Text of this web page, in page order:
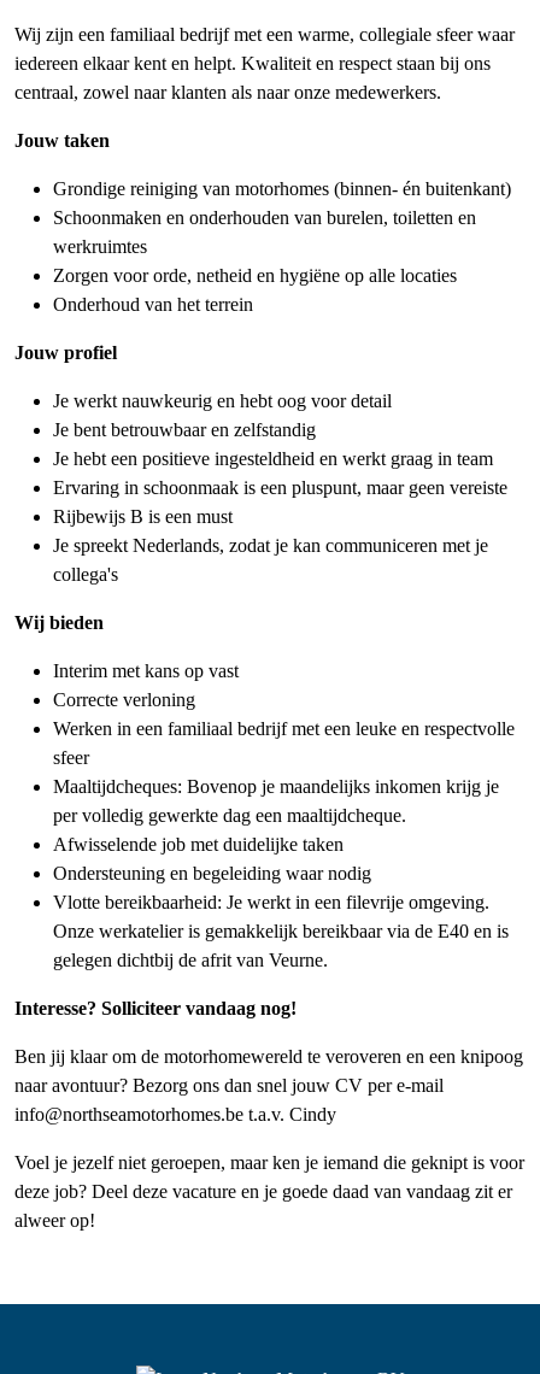
Wij zijn een familiaal bedrijf met een warme, collegiale sfeer waar
iedereen elkaar kent en helpt. Kwaliteit en respect staan bij ons
centraal, zowel naar klanten als naar onze medewerkers.
Jouw taken
Grondige reiniging van motorhomes (binnen- én buitenkant)
Schoonmaken en onderhouden van burelen, toiletten en
werkruimtes
Zorgen voor orde, netheid en hygiëne op alle locaties
Onderhoud van het terrein
Jouw profiel
Je werkt nauwkeurig en hebt oog voor detail
Je bent betrouwbaar en zelfstandig
Je hebt een positieve ingesteldheid en werkt graag in team
Ervaring in schoonmaak is een pluspunt, maar geen vereiste
Rijbewijs B is een must
Je spreekt Nederlands, zodat je kan communiceren met je
collega's
Wij bieden
Interim met kans op vast
Correcte verloning
Werken in een familiaal bedrijf met een leuke en respectvolle
sfeer
Maaltijdcheques: Bovenop je maandelijks inkomen krijg je
per volledig gewerkte dag een maaltijdcheque.
Afwisselende job met duidelijke taken
Ondersteuning en begeleiding waar nodig
Vlotte bereikbaarheid: Je werkt in een filevrije omgeving.
Onze werkatelier is gemakkelijk bereikbaar via de E40 en is
gelegen dichtbij de afrit van Veurne.
Interesse? Solliciteer vandaag nog!
Ben jij klaar om de motorhomewereld te veroveren en een knipoog
naar avontuur? Bezorg ons dan snel jouw CV per e-mail
info@northseamotorhomes.be t.a.v. Cindy
Voel je jezelf niet geroepen, maar ken je iemand die geknipt is voor
deze job? Deel deze vacature en je goede daad van vandaag zit er
alweer op!